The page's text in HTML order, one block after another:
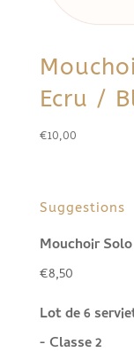
Ecru /
€10,00
Suggestions
Mouchoir
€8,50
Lot de 6
- Classe 2